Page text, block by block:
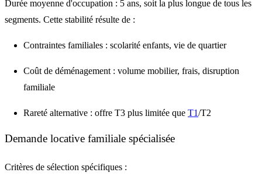
Durée moyenne d'occupation : 5 ans, soit la plus longue de tous les
segments. Cette stabilité résulte de :
Contraintes familiales : scolarité enfants, vie de quartier
Coût de déménagement : volume mobilier, frais, disruption
familiale
Rareté alternative : offre T3 plus limitée que T1/T2
Demande locative familiale spécialisée
Critères de sélection spécifiques :